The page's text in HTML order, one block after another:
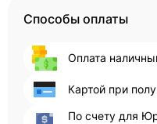
Способы оплаты
Оплата
Картой при
По счету для